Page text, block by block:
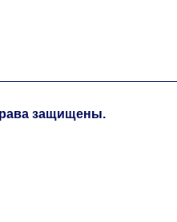
защищены.